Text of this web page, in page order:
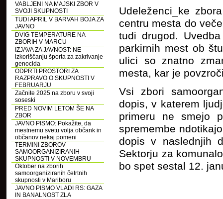
VABLJENI NA MAJSKI ZBOR V
SVOJI SKUPNOSTI
TUDI APRIL V BARVAH BOJA ZA
JAVNO
DVIG TEMPERATURE NA
ZBORIH V MARCU
IZJAVA ZA JAVNOST: NE
izkoriščanju športa za zakrivanje
genocida
ODPRTI PROSTORI ZA
RAZPRAVO O SKUPNOSTI V
FEBRUARJU
Začnite 2025 na zboru v svoji
soseski
PRED NOVIM LETOM ŠE NA
ZBOR
JAVNO PISMO: Pokažite, da
mestnemu svetu volja občank in
občanov nekaj pomeni
TERMINI ZBOROV
SAMOORGANIZIRANIH
SKUPNOSTI V NOVEMBRU
Oktober na zborih
samoorganiziranih četrtnih
skupnosti v Mariboru
JAVNO PISMO VLADI RS: GAZA
IN BANALNOST ZLA
Udeleženci_ke
centru mesta do
tudi drugod.
parkirnih mest ob
ulici so znatno
mesta, kar je
Vsi zbori
dopis, v katerem
primeru ne smejo
spremembe
dopis v naslednjih
Sektorju za
bo spet sestal 12.